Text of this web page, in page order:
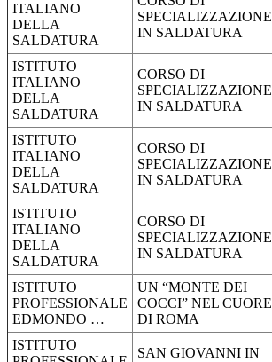
ITALIANO
DELLA
SALDATURA
SPECIALIZZAZIONE
IN SALDATURA
ISTITUTO
ITALIANO
DELLA
SALDATURA
CORSO DI
SPECIALIZZAZIONE
IN SALDATURA
ISTITUTO
ITALIANO
DELLA
SALDATURA
CORSO DI
SPECIALIZZAZIONE
IN SALDATURA
ISTITUTO
ITALIANO
DELLA
SALDATURA
CORSO DI
SPECIALIZZAZIONE
IN SALDATURA
ISTITUTO
PROFESSIONALE
EDMONDO …
UN “MONTE DEI
COCCI” NEL CUORE
DI ROMA
ISTITUTO
SAN GIOVANNI IN